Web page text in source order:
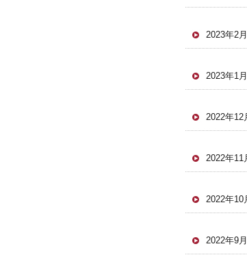
2023年2月
2023年1月
2022年12
2022年11
2022年10
2022年9月